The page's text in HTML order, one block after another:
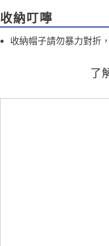
收納叮嚀
收納帽子請勿暴力對折
了